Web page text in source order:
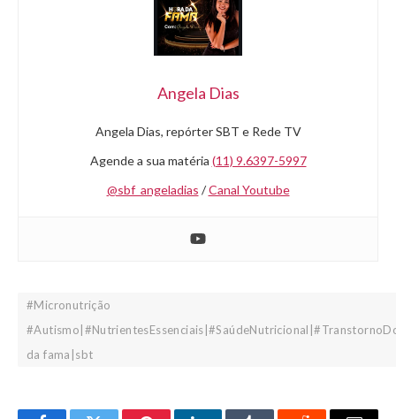
Angela Dias
Angela Dias, repórter SBT e Rede TV
Agende a sua matéria (11) 9.6397-5997
@sbf_angeladias /Canal Youtube
#Micronutrição
da fama|sbt